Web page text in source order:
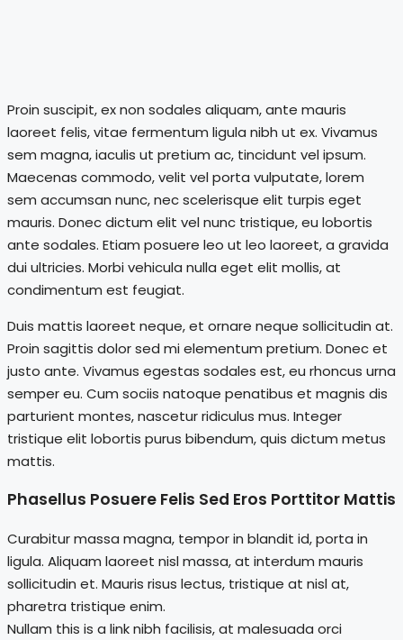
Proin suscipit, ex non sodales aliquam, ante mauris
laoreet felis, vitae fermentum ligula nibh ut ex. Vivamus
sem magna, iaculis ut pretium ac, tincidunt vel ipsum.
Maecenas commodo, velit vel porta vulputate, lorem
sem accumsan nunc, nec scelerisque elit turpis eget
mauris. Donec dictum elit vel nunc tristique, eu lobortis
ante sodales. Etiam posuere leo ut leo laoreet, a gravida
dui ultricies. Morbi vehicula nulla eget elit mollis, at
condimentum est feugiat.
Duis mattis laoreet neque, et ornare neque sollicitudin at.
Proin sagittis dolor sed mi elementum pretium. Donec et
justo ante. Vivamus egestas sodales est, eu rhoncus urna
semper eu. Cum sociis natoque penatibus et magnis dis
parturient montes, nascetur ridiculus mus. Integer
tristique elit lobortis purus bibendum, quis dictum metus
mattis.
Phasellus Posuere Felis Sed Eros Porttitor Mattis
Curabitur massa magna, tempor in blandit id, porta in
ligula. Aliquam laoreet nisl massa, at interdum mauris
sollicitudin et. Mauris risus lectus, tristique at nisl at,
pharetra tristique enim.
Nullam this is a link nibh facilisis, at malesuada orci